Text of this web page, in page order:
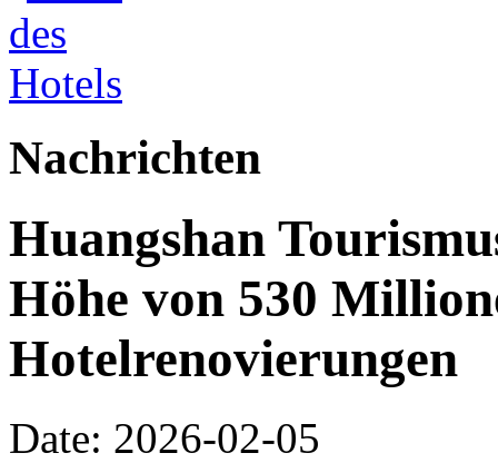
Nachrichten
Huangshan
Höhe von 530
Hotelrenovierungen
Date: 2026-02-05